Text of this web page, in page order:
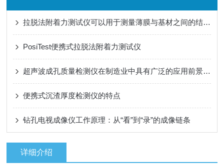
拉脱法附着力测试仪可以用于测量薄膜与基材之间的结合强度
PosiTest便携式拉脱法附着力测试仪
超声波成孔质量检测仪在制造业中具有广泛的应用前景和市场需求
便携式沉渣厚度检测仪的特点
钻孔电视成像仪工作原理：从“看”到“录”的成像链条
详细介绍